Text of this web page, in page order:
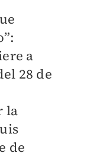
a
28 de
la
de